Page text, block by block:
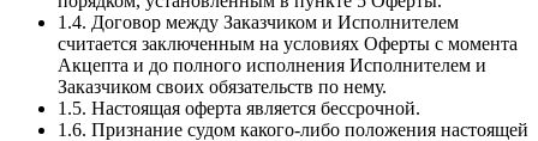
1.4. Договор между Заказчиком и Исполнителем
считается заключенным на условиях Оферты с момента
Акцепта и до полного исполнения Исполнителем и
Заказчиком своих обязательств по нему.
1.5. Настоящая оферта является бессрочной.
1.6. Признание судом какого-либо положения настоящей